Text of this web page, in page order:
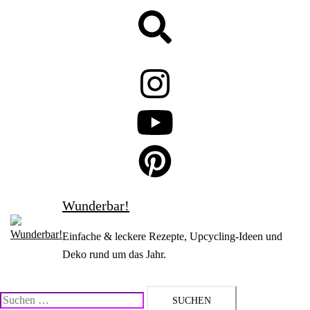
Wunderbar!
Einfache & leckere Rezepte, Upcycling-Ideen und
Deko rund um das Jahr.
Suchen